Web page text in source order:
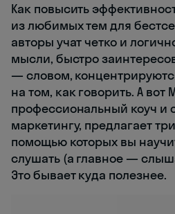
Как повысить
из любимых тем для
авторы учат четко и
мысли, быстро
— словом,
на том, как говорить. А вот
профессиональный коуч и
маркетингу, предлагает
помощью которых вы
слушать (а главное —
Это бывает куда полезнее.